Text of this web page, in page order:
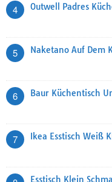
4 Outwell Padres
5 Naketano Auf Dem
6 Baur Küchentisch
7 Ikea Esstisch Weiß
Esstisch Klein Schmal